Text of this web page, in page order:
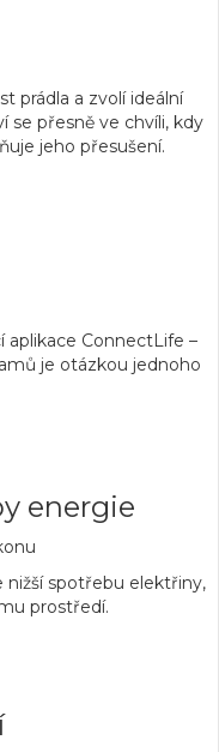
prádla a zvolí ideální
se přesně ve chvíli, kdy
jeho přesušení.
aplikace ConnectLife –
je otázkou jednoho
energie
nižší spotřebu elektřiny,
prostředí.